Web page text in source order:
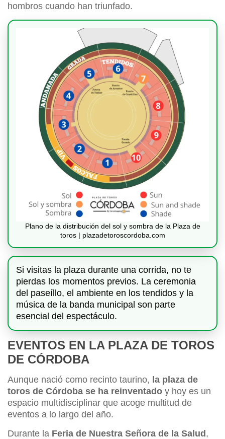
hombros cuando han triunfado.
Plano de la distribución del sol y sombra de la Plaza de
toros | plazadetoroscordoba.com
Si visitas la plaza durante una corrida, no te
pierdas los momentos previos. La ceremonia
del paseíllo, el ambiente en los tendidos y la
música de la banda municipal son parte
esencial del espectáculo.
EVENTOS EN LA PLAZA DE TOROS
DE CÓRDOBA
Aunque nació como recinto taurino, la plaza de
toros de Córdoba se ha reinventado y hoy es un
espacio multidisciplinar que acoge multitud de
eventos a lo largo del año.
Durante la Feria de Nuestra Señora de la Salud,